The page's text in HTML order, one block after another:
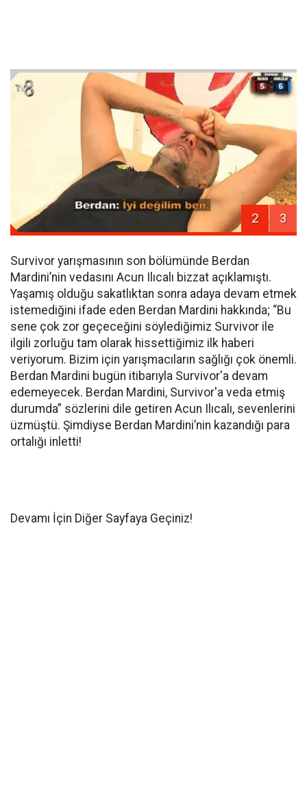
2 3
Survivor yarışmasının son bölümünde Berdan
Mardini’nin vedasını Acun Ilıcalı bizzat açıklamıştı.
Yaşamış olduğu sakatlıktan sonra adaya devam etmek
istemediğini ifade eden Berdan Mardini hakkında; “Bu
sene çok zor geçeceğini söylediğimiz Survivor ile
ilgili zorluğu tam olarak hissettiğimiz ilk haberi
veriyorum. Bizim için yarışmacıların sağlığı çok önemli.
Berdan Mardini bugün itibarıyla Survivor'a devam
edemeyecek. Berdan Mardini, Survivor'a veda etmiş
durumda” sözlerini dile getiren Acun Ilıcalı, sevenlerini
üzmüştü. Şimdiyse Berdan Mardini’nin kazandığı para
ortalığı inletti!
Devamı İçin Diğer Sayfaya Geçiniz!